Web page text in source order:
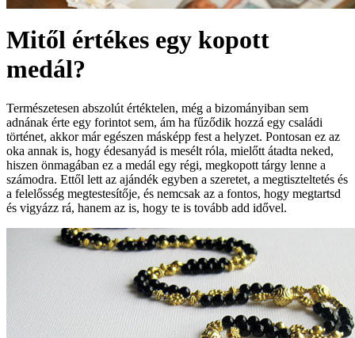
Mitől értékes egy kopott
medál?
Természetesen abszolút értéktelen, még a bizományiban sem
adnának érte egy forintot sem, ám ha fűződik hozzá egy családi
történet, akkor már egészen másképp fest a helyzet. Pontosan ez az
oka annak is, hogy édesanyád is mesélt róla, mielőtt átadta neked,
hiszen önmagában ez a medál egy régi, megkopott tárgy lenne a
számodra. Ettől lett az ajándék egyben a szeretet, a megtiszteltetés és
a felelősség megtestesítője, és nemcsak az a fontos, hogy megtartsd
és vigyázz rá, hanem az is, hogy te is tovább add idővel.